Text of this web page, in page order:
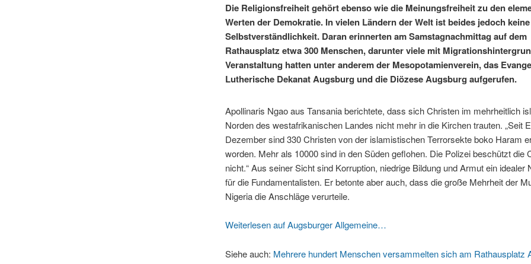
Die Religionsfreiheit gehört ebenso wie die Meinungsfreiheit zu den
Werten der Demokratie. In vielen Ländern der Welt ist beides jedoch keine
Selbstverständlichkeit. Daran erinnerten am Samstagnachmittag auf dem
Rathausplatz etwa 300 Menschen, darunter viele mit
Veranstaltung hatten unter anderem der Mesopotamienverein, das
Lutherische Dekanat Augsburg und die Diözese Augsburg aufgerufen.
Apollinaris Ngao aus Tansania berichtete, dass sich Christen im mehrheitlich
Norden des westafrikanischen Landes nicht mehr in die Kirchen trauten. „Seit
Dezember sind 330 Christen von der islamistischen Terrorsekte boko Haram
worden. Mehr als 10000 sind in den Süden geflohen. Die Polizei beschützt die
nicht.“ Aus seiner Sicht sind Korruption, niedrige Bildung und Armut ein idealer
für die Fundamentalisten. Er betonte aber auch, dass die große Mehrheit der
Nigeria die Anschläge verurteile.
Weiterlesen auf Augsburger Allgemeine…
Siehe auch: Mehrere hundert Menschen versammelten sich am Rathausplatz